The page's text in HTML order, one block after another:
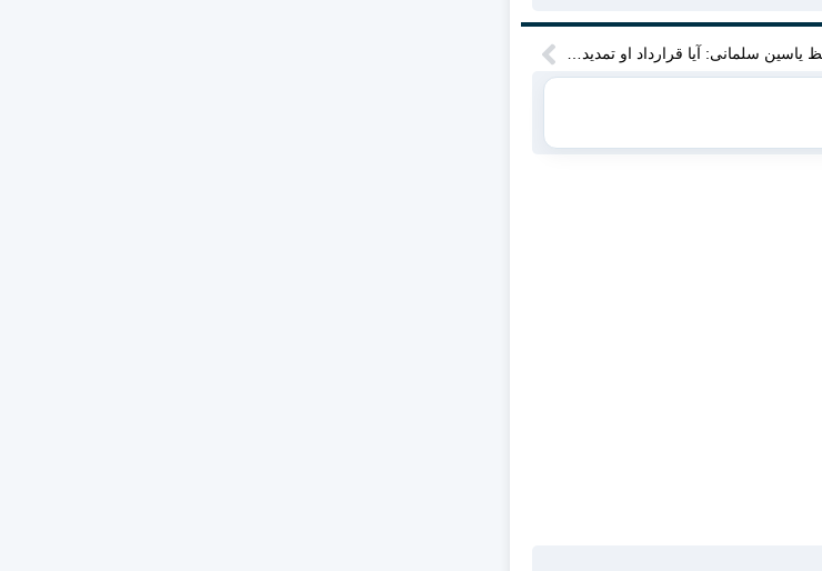
تلاش پرسپولیس برای حفظ یاسین سلمانی: آیا قرارداد او تمدید خواهد شد؟